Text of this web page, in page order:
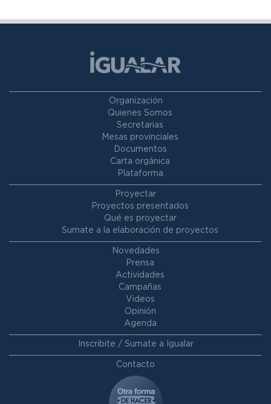
Organización
Quienes Somos
Secretarias
Mesas provinciales
Documentos
Carta orgánica
Plataforma
Proyectar
Proyectos presentados
Qué es proyectar
Sumate a la elaboración de proyectos
Novedades
Prensa
Actividades
Campañas
Videos
Opinión
Agenda
Inscribite / Sumate a Igualar
Contacto